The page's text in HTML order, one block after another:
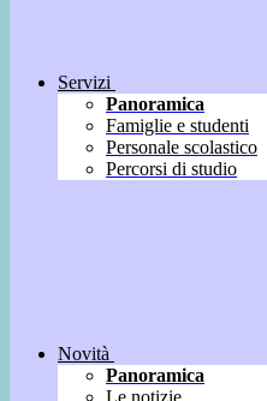
Servizi
Panoramica
Famiglie e studenti
Personale scolastico
Percorsi di studio
Novità
Panoramica